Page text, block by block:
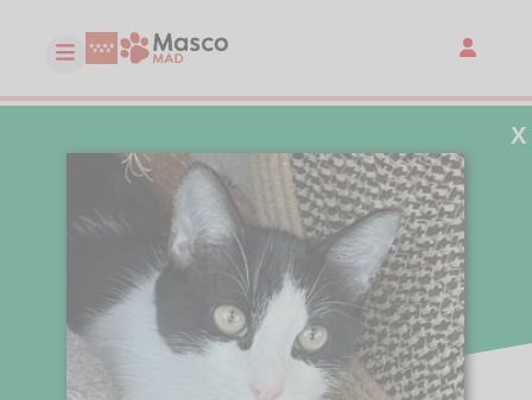
X